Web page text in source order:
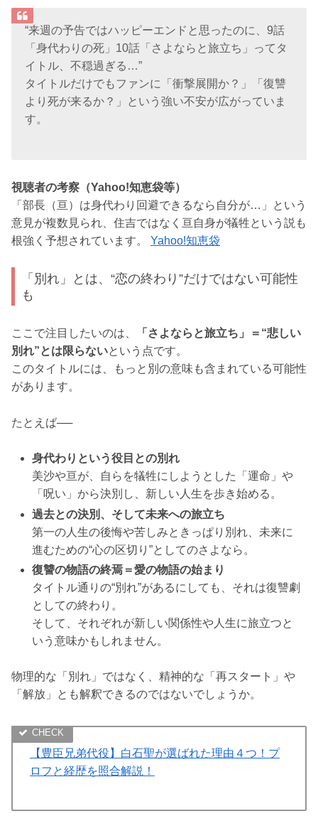
“来週の予告ではハッピーエンドと思ったのに、9話
「身代わりの死」10話「さよならと旅立ち」ってタ
イトル、不穏過ぎる…”
タイトルだけでもファンに「衝撃展開か？」「復讐
より死が来るか？」という強い不安が広がっていま
す。
視聴者の考察（Yahoo!知恵袋等）
「部長（亘）は身代わり回避できるなら自分が…」という
意見が複数見られ、住吉ではなく亘自身が犠牲という説も
根強く予想されています。 Yahoo!知恵袋
「別れ」とは、“恋の終わり”だけではない可能性
も
ここで注目したいのは、
「さよならと旅立ち」＝“悲しい
別れ”とは限らないという点です。
このタイトルには、もっと別の意味も含まれている可能性
があります。
たとえば──
身代わりという役目との別れ
美沙や亘が、自らを犠牲にしようとした「運命」や
「呪い」から決別し、新しい人生を歩き始める。
過去との決別、そして未来への旅立ち
第一の人生の後悔や苦しみときっぱり別れ、未来に
進むための“心の区切り”としてのさよなら。
復讐の物語の終焉＝愛の物語の始まり
タイトル通りの“別れ”があるにしても、それは復讐劇
としての終わり。
そして、それぞれが新しい関係性や人生に旅立つと
いう意味かもしれません。
物理的な「別れ」ではなく、精神的な「再スタート」や
「解放」とも解釈できるのではないでしょうか。
【豊臣兄弟代役】白石聖が選ばれた理由４つ！プ
ロフと経歴を照合解説！